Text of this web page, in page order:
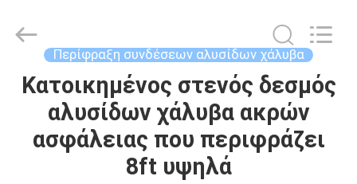
ΣΠΊΤΙ
ΠΡΟΪΌΝΤΑ
Products
Co.,Ltd.
Developed
Περίφραξη συνδέσεων αλυσίδων χάλυβα
Κατοικημένος στενός δεσμός
αλυσίδων χάλυβα ακρών
ασφάλειας που περιφράζει
8ft υψηλά